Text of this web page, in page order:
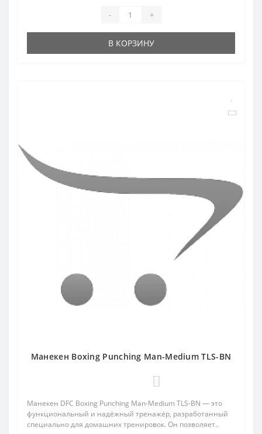
- +
В КОРЗИНУ
Манекен Boxing Punching Man-Medium TLS-BN
Манекен DFC Boxing Punching Man-Medium TLS-BN — это
функциональный и надёжный тренажёр, разработанный
специально для домашних тренировок. Он позволяет..